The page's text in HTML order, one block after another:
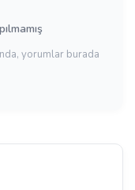
yorumlar burada